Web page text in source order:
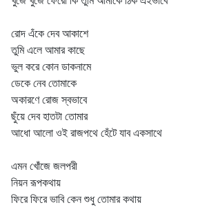
রোদ এঁকে দেব আকাশে
তুমি এলে আমার কাছে
ভুল করে কোন ডাকনামে
ডেকে নেব তোমাকে
অকারণে রোজ স্বভাবে
ছুঁয়ে দেব হাতটা তোমার
আধো আলো ওই রাজপথে হেঁটে যাব একসাথে
এমন খোঁজে জলপরী
নিয়ন রূপকথায়
ফিরে ফিরে ভাবি কেন শুধু তোমার কথায়